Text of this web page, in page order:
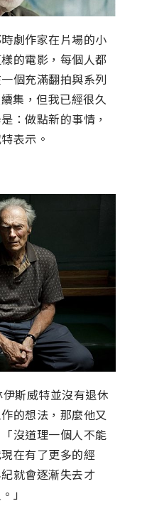
劇作家在片場的小
的電影，每個人都
個充滿翻拍與系列
集，但我已經很久
：做點新的事情，
表示。
斯威特並沒有退休
的想法，那麼他又
沒道理一個人不能
在有了更多的經
就會逐漸失去才
」